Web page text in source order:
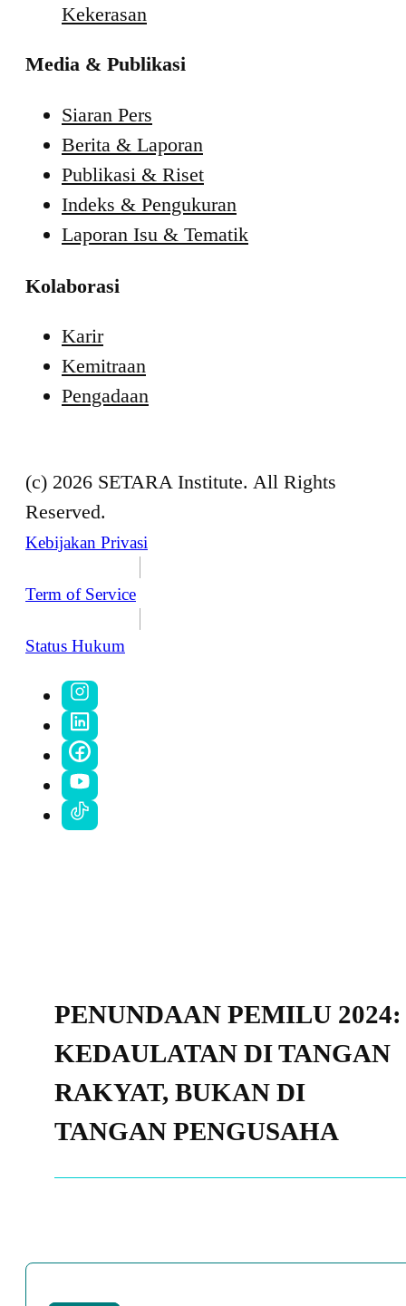
Kekerasan
Media & Publikasi
Siaran Pers
Berita & Laporan
Publikasi & Riset
Indeks & Pengukuran
Laporan Isu & Tematik
Kolaborasi
Karir
Kemitraan
Pengadaan
(c) 2026 SETARA Institute. All Rights
Reserved.
Kebijakan Privasi
Term of Service
Status Hukum
PENUNDAAN PEMILU 2024:
KEDAULATAN DI TANGAN
RAKYAT, BUKAN DI
TANGAN PENGUSAHA